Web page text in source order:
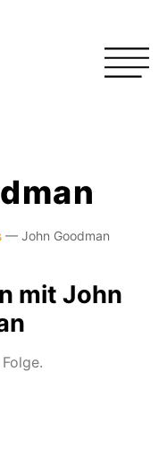
— John Goodman
mit John